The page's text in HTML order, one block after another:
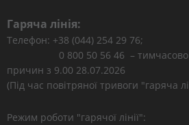
Гаряча лінія:
Телефон: +38 (044) 254 29 76;
0 800 50 56 46 – тимчасово не
причин з 9.00 28.07.2026
(Під час повітряної тривоги "гаряча
Режим роботи "гарячої лінії":